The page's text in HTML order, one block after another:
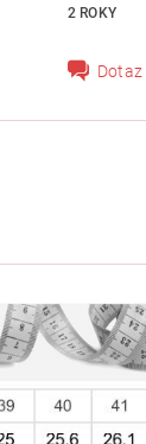
2 ROKY
Dotaz